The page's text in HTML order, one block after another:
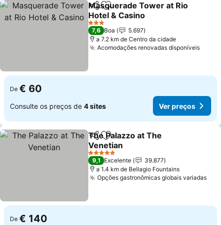
PartilharAdicionar aos favoritos
Masquerade Tower at Rio
Hotel & Casino
Ver preços
3 Estrelas
7,6 Boa
5.697
a 7.2 km de Centro da cidade
Acomodações renovadas disponíveisVer
De € 60
Consulte os preços de 4 sites Ver preços
PartilharAdicionar aos favoritos
The Palazzo at The
Venetian
Ver preços
5 Estrelas
9,1 Excelente
39.877
a 1.4 km de Bellagio Fountains
Opções gastronômicas globais variadas
De € 140